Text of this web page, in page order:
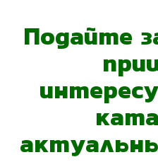
Подайте